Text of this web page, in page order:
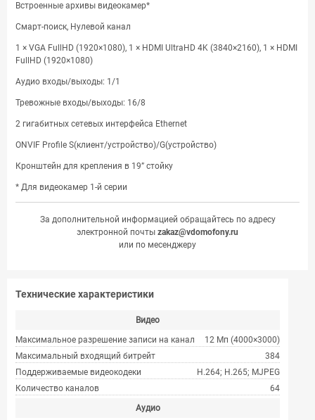
Встроенные архивы видеокамер*
Смарт-поиск, Нулевой канал
1 × VGA FullHD (1920×1080), 1 × HDMI UltraHD 4K (3840×2160), 1 × HDMI
FullHD (1920×1080)
Аудио входы/выходы: 1/1
Тревожные входы/выходы: 16/8
2 гигабитных сетевых интерфейса Ethernet
ONVIF Profile S(клиент/устройство)/G(устройство)
Кронштейн для крепления в 19” стойку
* Для видеокамер 1-й серии
За дополнительной информацией обращайтесь по адресу
электронной почты zakaz@vdomofony.ru
или по месенджеру
Технические характеристики
Видео
Максимальное разрешение записи на канал
12 Мп (4000×3000)
Максимальный входящий битрейт
384
Поддерживаемые видеокодеки
H.264; H.265; MJPEG
Количество каналов
64
Аудио